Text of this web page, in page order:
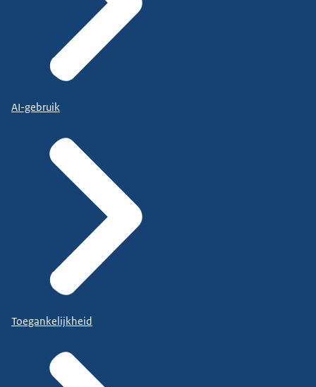
AI-gebruik
Toegankelijkheid